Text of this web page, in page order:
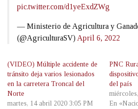
pic.twitter.com/d1yeExdZWg
— Ministerio de Agricultura y
(@AgriculturaSV) April 6, 2022
(VIDEO) Múltiple accidente de
tránsito deja varios lesionados
en la carretera Troncal del
Norte
martes, 14 abril 2020 3:05 PM
PNC
del país
En